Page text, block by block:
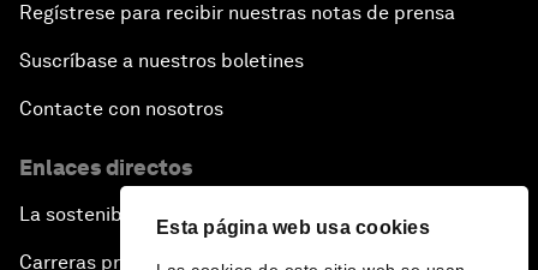
Esta página web usa cookies
Regístrese para recibir nuestras notas de prensa
Suscríbase a nuestros boletines
Contacte con nosotros
Enlaces directos
La sostenibilidad en el Foro
Carreras profesionales